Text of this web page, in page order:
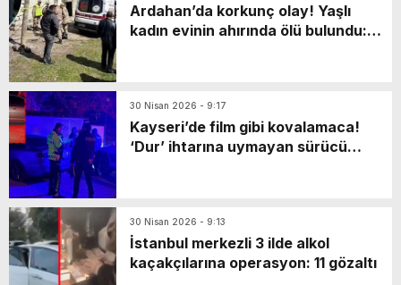
Ardahan’da korkunç olay! Yaşlı
kadın evinin ahırında ölü bulundu:
30 Nisan 2026 - 9:17
Kayseri’de film gibi kovalamaca!
‘Dur’ ihtarına uymayan sürücü
30 Nisan 2026 - 9:13
İstanbul merkezli 3 ilde alkol
kaçakçılarına operasyon: 11 gözaltı